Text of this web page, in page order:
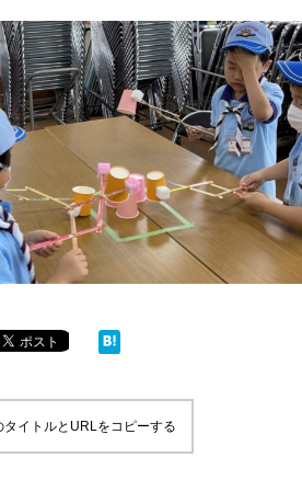
タイトルとURLをコピーする